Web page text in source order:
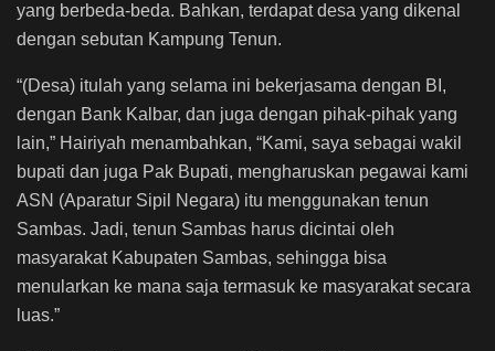
yang berbeda-beda. Bahkan, terdapat desa yang dikenal
dengan sebutan Kampung Tenun.
“(Desa) itulah yang selama ini bekerjasama dengan BI,
dengan Bank Kalbar, dan juga dengan pihak-pihak yang
lain,” Hairiyah menambahkan, “Kami, saya sebagai wakil
bupati dan juga Pak Bupati, mengharuskan pegawai kami
ASN (Aparatur Sipil Negara) itu menggunakan tenun
Sambas. Jadi, tenun Sambas harus dicintai oleh
masyarakat Kabupaten Sambas, sehingga bisa
menularkan ke mana saja termasuk ke masyarakat secara
luas.”